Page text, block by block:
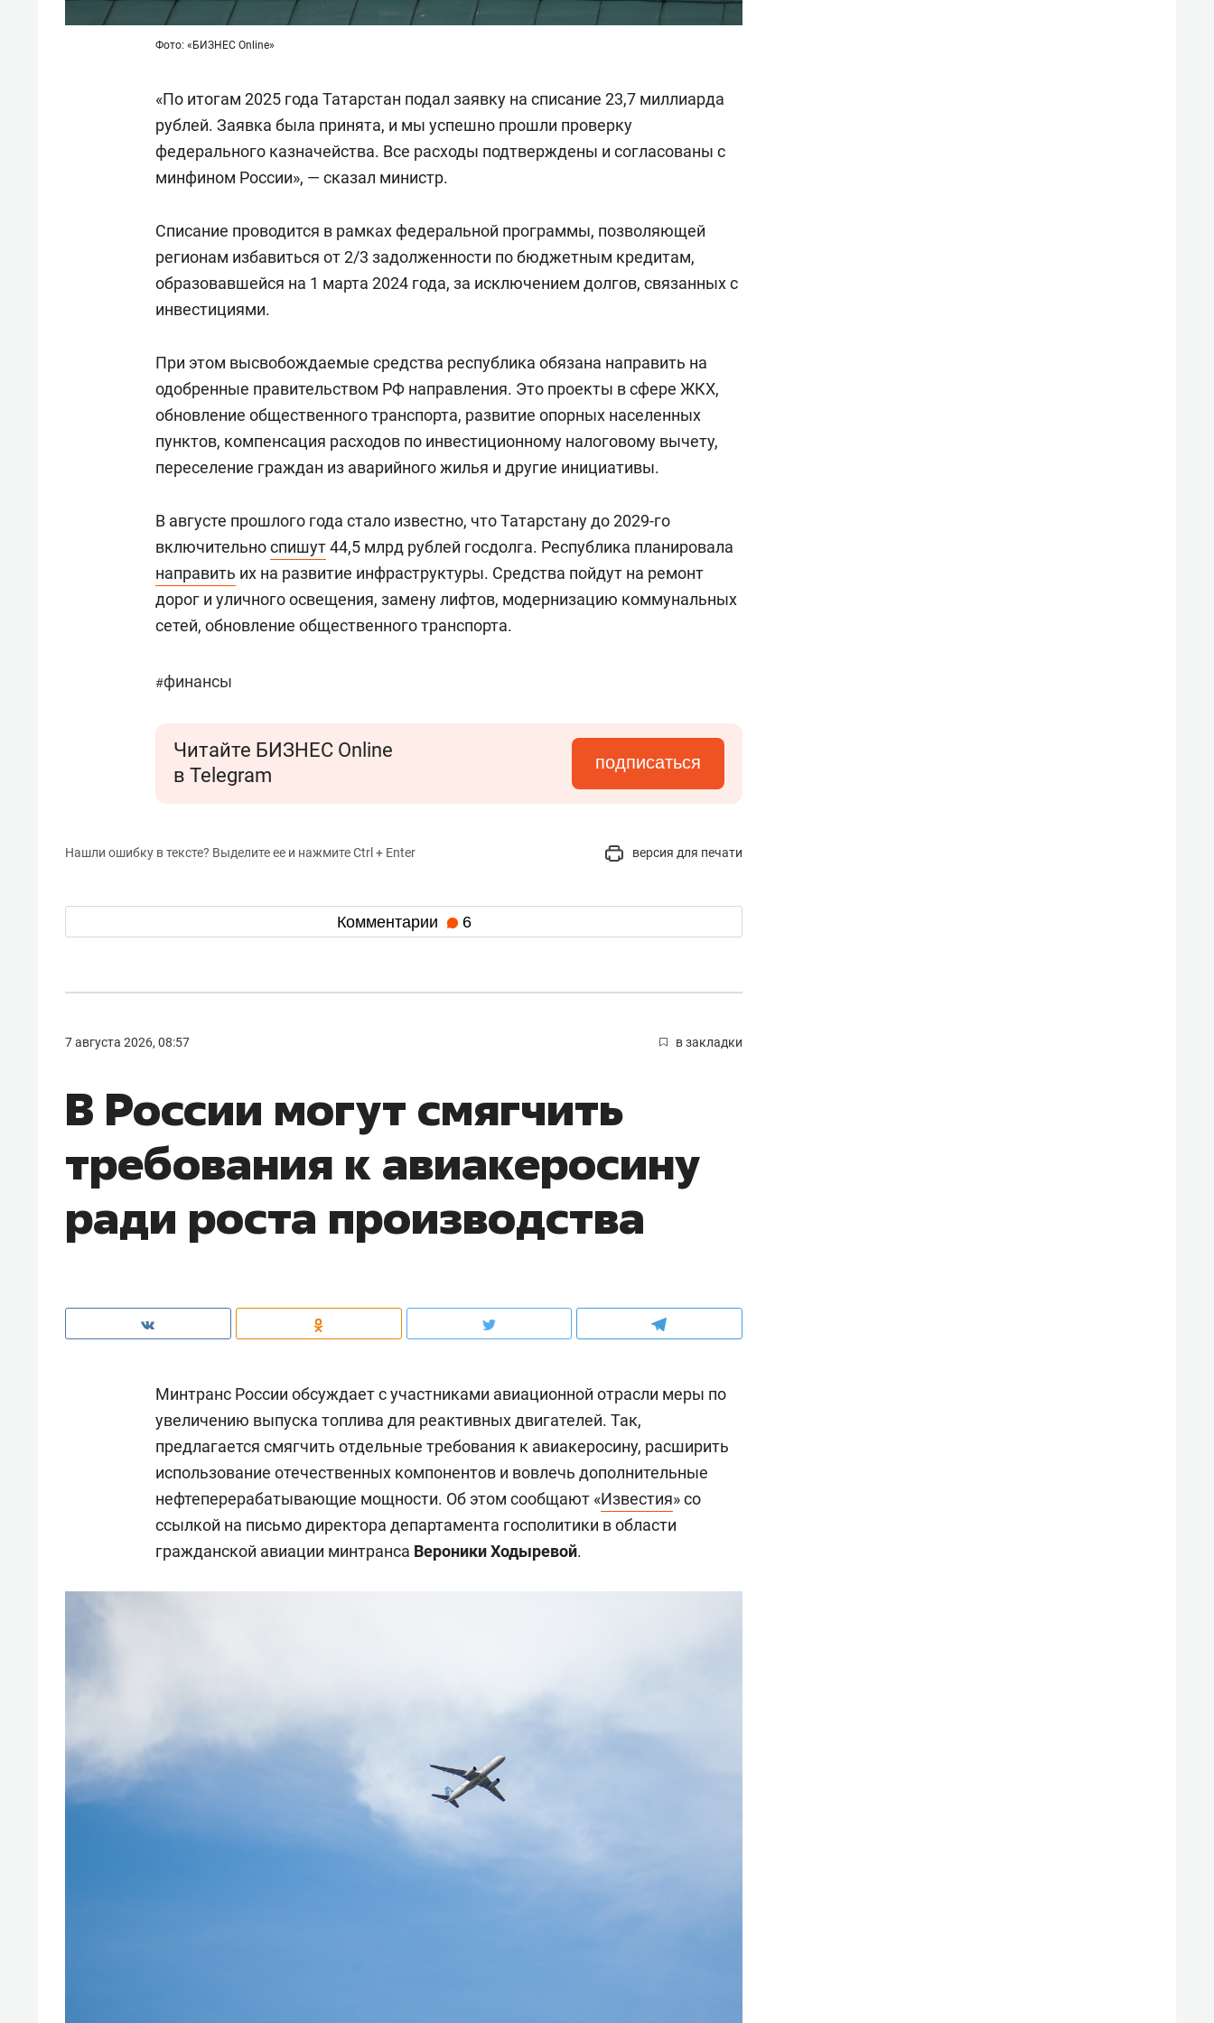
Фото: «БИЗНЕС Online»
«По итогам 2025 года Татарстан подал заявку на списание 23,7 миллиарда
рублей. Заявка была принята, и мы успешно прошли проверку
федерального казначейства. Все расходы подтверждены и согласованы с
минфином России», — сказал министр.
Списание проводится в рамках федеральной программы, позволяющей
регионам избавиться от 2/3 задолженности по бюджетным кредитам,
образовавшейся на 1 марта 2024 года, за исключением долгов, связанных с
инвестициями.
При этом высвобождаемые средства республика обязана направить на
одобренные правительством РФ направления. Это проекты в сфере ЖКХ,
обновление общественного транспорта, развитие опорных населенных
пунктов, компенсация расходов по инвестиционному налоговому вычету,
переселение граждан из аварийного жилья и другие инициативы.
В августе прошлого года стало известно, что Татарстану до 2029-го
включительноспишут44,5 млрд рублей госдолга. Республика планировала
направить их на развитие инфраструктуры. Средства пойдут на ремонт
дорог и уличного освещения, замену лифтов, модернизацию коммунальных
сетей, обновление общественного транспорта.
#финансы
Читайте БИЗНЕС Online
в Telegram
подписаться
Нашли ошибку в тексте? Выделите ее и нажмите Ctrl + Enter версия для печати
Комментарии 6
7 августа 2026, 08:57 в закладки
В России могут смягчить
требования к авиакеросину
ради роста производства
Минтранс России обсуждает с участниками авиационной отрасли меры по
увеличению выпуска топлива для реактивных двигателей. Так,
предлагается смягчить отдельные требования к авиакеросину, расширить
использование отечественных компонентов и вовлечь дополнительные
нефтеперерабатывающие мощности. Об этом сообщают «Известия» со
ссылкой на письмо директора департамента госполитики в области
гражданской авиации минтранса Вероники Ходыревой.